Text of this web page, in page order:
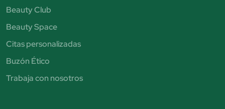
Beauty Club
Beauty Space
Citas personalizadas
Buzón Ético
Trabaja con nosotros